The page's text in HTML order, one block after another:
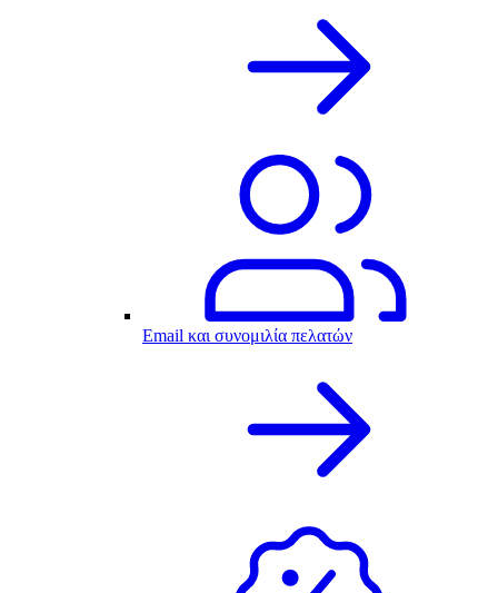
Email και συνομιλία πελατών